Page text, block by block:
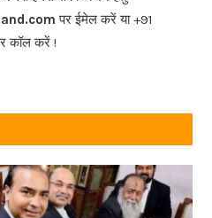
पर ईमेल करें या +91
कॉल करें !